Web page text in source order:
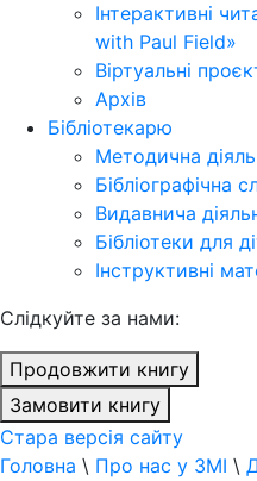
Інтерактивні
with Paul Field»
Віртуальні
Архів
Бібліотекарю
Методична
Бібліографічна
Видавнича
Бібліотеки для
Інструктивні
Cлідкуйте за нами:
Продовжити книгу
Замовити книгу
Стара версія сайту
Головна \ Про нас у ЗМІ \